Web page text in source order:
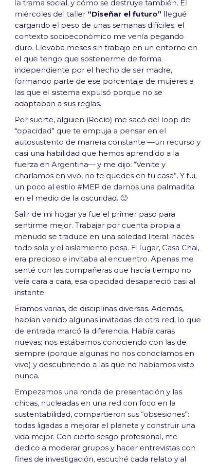
la trama social, y cómo se destruye también. El
miércoles del taller “Diseñar el futuro” llegué
cargando el peso de unas semanas difíciles: el
contexto socioeconómico me venía pegando
duro. Llevaba meses sin trabajo en un entorno en
el que tengo que sostenerme de forma
independiente por el hecho de ser madre,
formando parte de ese porcentaje de mujeres a
las que el sistema expulsó porque no se
adaptaban a sus reglas.
Por suerte, alguien (Rocío) me sacó del loop de
“opacidad” que te empuja a pensar en el
autosustento de manera constante —un recurso y
casi una habilidad que hemos aprendido a la
fuerza en Argentina— y me dijo: “Venite y
charlamos en vivo, no te quedes en tu casa”. Y fui,
un poco al estilo #MEP de darnos una palmadita
en el medio de la oscuridad. 🙂
Salir de mi hogar ya fue el primer paso para
sentirme mejor. Trabajar por cuenta propia a
menudo se traduce en una soledad literal: hacés
todo sola y el aislamiento pesa. El lugar, Casa Chai,
era precioso e invitaba al encuentro. Apenas me
senté con las compañeras que hacía tiempo no
veía cara a cara, esa opacidad desapareció casi al
instante.
Éramos varias, de disciplinas diversas. Además,
habían venido algunas invitadas de otra red, lo que
de entrada marcó la diferencia. Había caras
nuevas; nos estábamos conociendo con las de
siempre (porque algunas no nos conocíamos en
vivo) y descubriendo a las que no habíamos visto
nunca.
Empezamos una ronda de presentación y las
chicas, nucleadas en una red con foco en la
sustentabilidad, compartieron sus “obsesiones”:
todas ligadas a mejorar el planeta y construir una
vida mejor. Con cierto sesgo profesional, me
dedico a moderar grupos y hacer entrevistas con
fines de investigación, escuché cada relato y al